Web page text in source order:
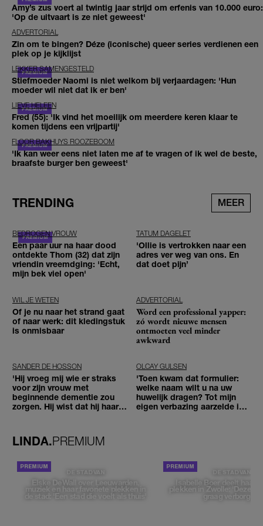
Amy’s zus voert al twintig jaar strijd om erfenis van 10.000 euro:
'Op de uitvaart is ze niet geweest'
ADVERTORIAL
Zin om te bingen? Déze (iconische) queer series verdienen een
plek op je kijklijst
LEKKER SAMENGESTELD
Stiefmoeder Naomi is niet welkom bij verjaardagen: 'Hun
moeder wil niet dat ik er ben'
LIEVE HELEEN
Fred (55): 'Ik vind het moeilijk om meerdere keren klaar te
komen tijdens een vrijpartij'
FLOOR BAKHUYS ROOZEBOOM
'Ik kan weer eens niet laten me af te vragen of ik wel de beste,
braafste burger ben geweest'
TRENDING MEER
BEDROGEN VROUW
Een paar uur na haar dood
ontdekte Thom (32) dat zijn
vriendin vreemdging: 'Echt,
mijn bek viel open'
TATUM DAGELET
'Ollie is vertrokken naar een
adres ver weg van ons. En
dat doet pijn’
WIL JE WETEN
Of je nu naar het strand gaat
of naar werk: dit kledingstuk
is onmisbaar
ADVERTORIAL
Word een professional yapper:
zó wordt nieuwe mensen
ontmoeten veel minder
awkward
SANDER DE HOSSON
'Hij vroeg mij wie er straks
voor zijn vrouw met
beginnende dementie zou
zorgen. Hij wist dat hij haar
OLCAY GULSEN
'Toen kwam dat formulier:
welke naam wilt u na uw
huwelijk dragen? Tot mijn
eigen verbazing aarzelde ik
LINDA.PREMIUM
DE STAD VAN
Elske DeWall over Leeuwarden,
muziek en haar favoriete plekken in
de stad: 'Een stad die voelt als thuis'
DE STAD VAN
Isabelle Boer deelt haar
plekken in Zwolle: 'Deze
graag verborgen'